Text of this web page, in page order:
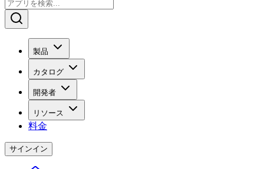
製品
カタログ
開発者
リソース
料金
サインイン